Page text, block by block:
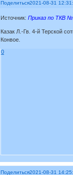
Поделиться2021-08-31
Источник: Приказ по ТКВ №
Казак Л.-Гв. 4-й Терской
Конвое.
0
Поделиться2021-08-31